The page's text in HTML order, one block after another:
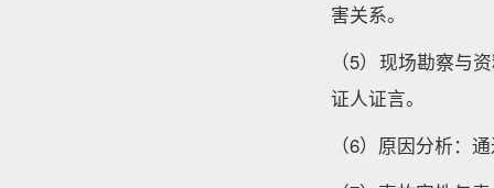
害关系。
（5）现场勘察与
证人证言。
（6）原因分析：